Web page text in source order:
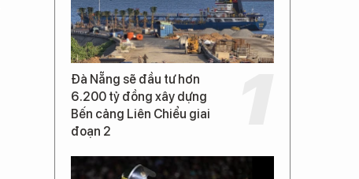
Đà Nẵng sẽ đầu tư hơn
6.200 tỷ đồng xây dựng
Bến cảng Liên Chiểu giai
đoạn 2